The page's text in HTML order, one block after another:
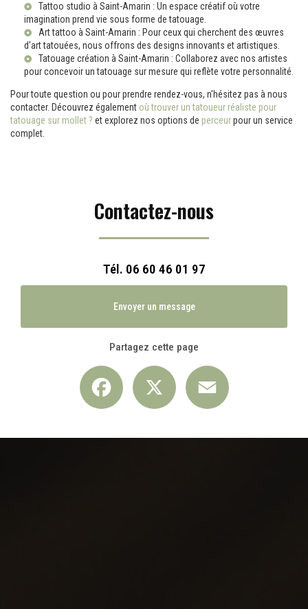
Tattoo studio à Saint-Amarin : Un espace créatif où votre
imagination prend vie sous forme de tatouage.
Art tattoo à Saint-Amarin : Pour ceux qui cherchent des œuvres
d'art tatouées, nous offrons des designs innovants et artistiques.
Tatouage création à Saint-Amarin : Collaborez avec nos artistes
pour concevoir un tatouage sur mesure qui reflète votre personnalité.
Pour toute question ou pour prendre rendez-vous, n'hésitez pas à nous
contacter. Découvrez également où trouver un tatoueur réaliste pour
tatouage sur mollet ? et explorez nos options de perceurpour un service
complet.
Contactez-nous
Tél. 06 60 46 01 97
Envoyer un message
Partagez cette page
Facebook